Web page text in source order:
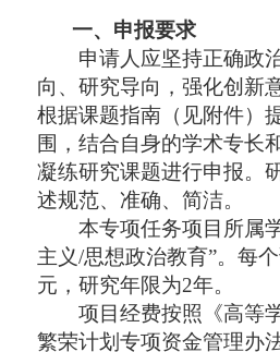
一、申报要求
申请人应坚持正确政治
向、研究导向，强化创新
根据课题指南（见附件）
围，结合自身的学术专长
凝练研究课题进行申报。
述规范、准确、简洁。
本专项任务项目所属
主义/思想政治教育”。每
元，研究年限为2年。
项目经费按照《高等
繁荣计划专项资金管理办